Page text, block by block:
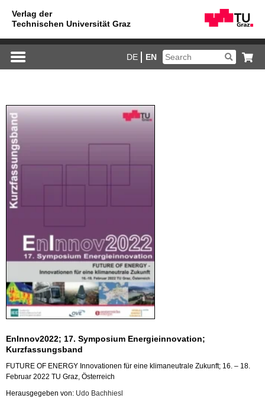
DE EN
EnInnov2022; 17. Symposium Energieinnovation;
Kurzfassungsband
FUTURE OF ENERGY Innovationen für eine klimaneutrale Zukunft; 16. – 18.
Februar 2022 TU Graz, Österreich
Herausgegeben von: Udo Bachhiesl